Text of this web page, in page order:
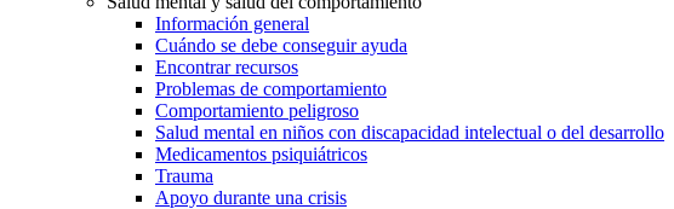
Información general
Cuándo se debe conseguir ayuda
Encontrar recursos
Problemas de comportamiento
Comportamiento peligroso
Salud mental en niños con discapacidad intelectual o del desarrollo
Medicamentos psiquiátricos
Trauma
Apoyo durante una crisis